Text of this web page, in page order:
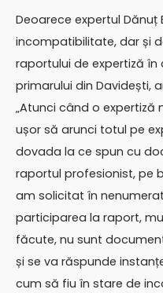
Deoarece expertul
incompatibilitate, dar și
raportului de expertiză
primarului din Davidești,
„Atunci când o expertiză
ușor să arunci totul pe
dovada la ce spun cu
raportul profesionist, pe
am solicitat în
participarea la raport,
făcute, nu sunt
și se va răspunde
cum să fiu în stare de